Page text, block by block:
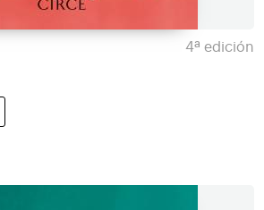
4ª edición